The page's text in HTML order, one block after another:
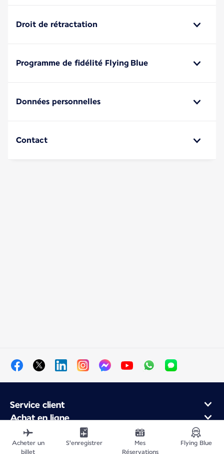
Droit de rétractation
Programme de fidélité Flying Blue
Données personnelles
Contact
Service client
Achat en ligne
Programme de fidélité et partenaires
À propos d'Air France
Acheter un
billet
S'enregistrer
Mes
Réservations
Flying Blue